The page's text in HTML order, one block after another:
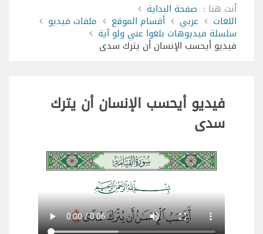
أنت هنا : صفحة البداية
اللغات عربي أقسام الموقع ملفات فيديو
سلسلة فيديوهات بلغوا عني ولو آية
فيديو أيحسب الإنسان أن يترك سدى
فيديو أيحسب الإنسان أن يترك
سدى